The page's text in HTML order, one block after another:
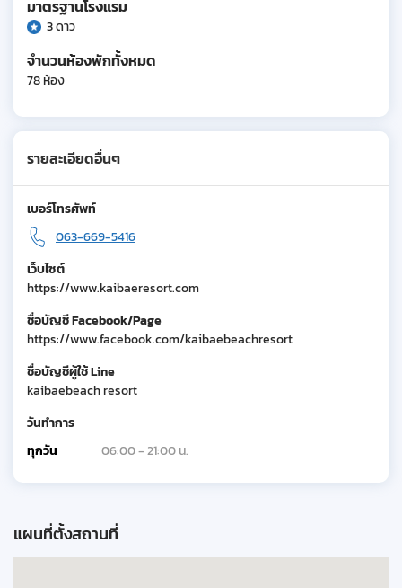
มาตรฐานโรงแรม
3 ดาว
จำนวนห้องพักทั้งหมด
78 ห้อง
รายละเอียดอื่นๆ
เบอร์โทรศัพท์
063-669-5416
เว็บไซต์
https://www.kaibaeresort.com
ชื่อบัญชี Facebook/Page
https://www.facebook.com/kaibaebeachresort
ชื่อบัญชีผู้ใช้ Line
kaibaebeach resort
วันทำการ
ทุกวัน
06:00 - 21:00 น.
แผนที่ตั้งสถานที่